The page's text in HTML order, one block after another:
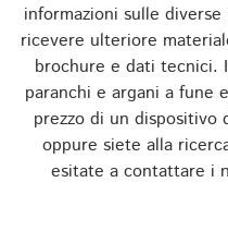
informazioni sulle
ricevere ulteriore
brochure e dati tecnici.
paranchi e argani a fune
prezzo di un dispositivo
oppure siete alla
esitate a contattare i